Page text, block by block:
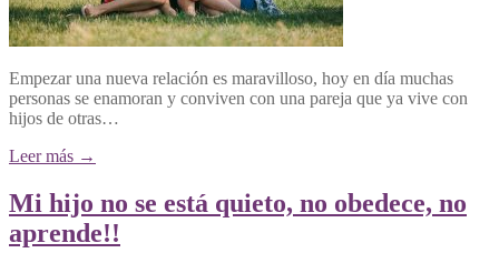
Empezar una nueva relación es maravilloso, hoy en día muchas
personas se enamoran y conviven con una pareja que ya vive con
hijos de otras…
Leer más →
Mi hijo no se está quieto, no obedece, no
aprende!!